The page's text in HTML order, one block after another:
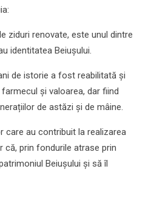
ziduri renovate, este unul dintre
identitatea Beiușului.
de istorie a fost reabilitată și
și valoarea, dar fiind
de astăzi și de mâine.
care au contribuit la realizarea
prin fondurile atrase prin
Beiușului și să îl